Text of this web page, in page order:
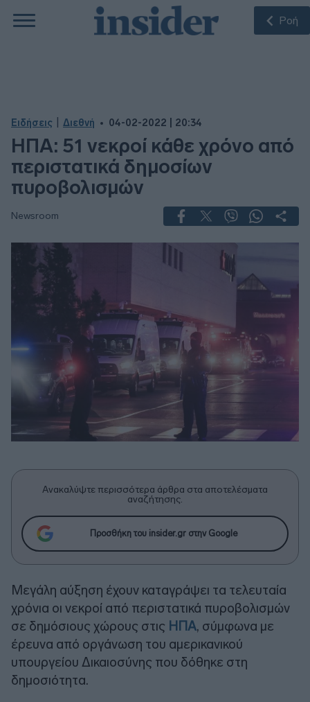
Ροή
Ειδήσεις Διεθνή 04-02-2022 | 20:34
ΗΠΑ: 51 νεκροί κάθε χρόνο από
περιστατικά δημοσίων
πυροβολισμών
Newsroom
Ανακαλύψτε περισσότερα άρθρα στα αποτελέσματα
αναζήτησης.
Προσθήκη του insider.gr στην Google
Μεγάλη αύξηση έχουν καταγράψει τα τελευταία
χρόνια οι νεκροί από περιστατικά πυροβολισμών
σε δημόσιους χώρους στις ΗΠΑ, σύμφωνα με
έρευνα από οργάνωση του αμερικανικού
υπουργείου Δικαιοσύνης που δόθηκε στη
δημοσιότητα.